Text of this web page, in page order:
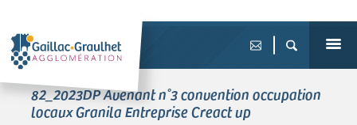
82_2023DP Avenant n°3 convention occupation
locaux Granila Entreprise Creact up